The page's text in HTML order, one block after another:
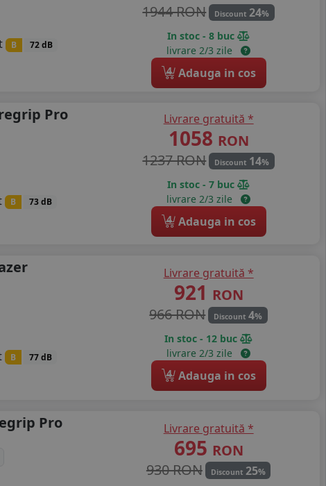
B 72 dB
1944 RON
Discount24%
In stoc - 8 buc
livrare 2/3 zile
4 Adauga in cos
Pro
B 73 dB
Livrare gratuită *
1058 RON
1237 RON
Discount 14%
In stoc - 7 buc
livrare 2/3 zile
4 Adauga in cos
B 77 dB
Livrare gratuită *
921 RON
966 RON
Discount4%
In stoc - 12 buc
livrare 2/3 zile
4 Adauga in cos
Pro
Livrare gratuită *
695 RON
930 RON
Discount 25%